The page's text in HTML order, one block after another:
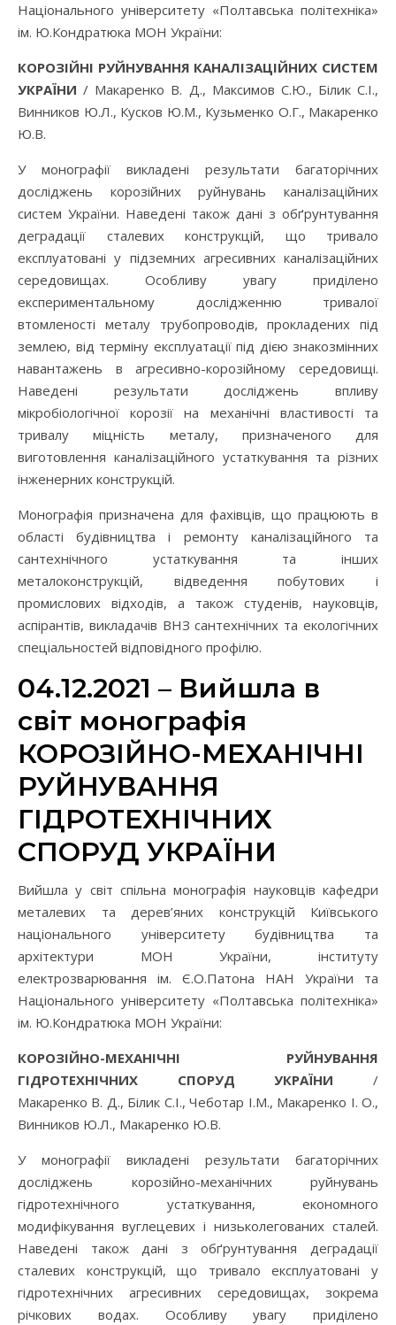
Національного університету «Полтавська політехніка»
ім. Ю.Кондратюка МОН України:
КОРОЗІЙНІ РУЙНУВАННЯ КАНАЛІЗАЦІЙНИХ СИСТЕМ
УКРАЇНИ / Макаренко В. Д., Максимов С.Ю., Білик С.І.,
Винников Ю.Л., Кусков Ю.М., Кузьменко О.Г., Макаренко
Ю.В.
У монографії викладені результати багаторічних
досліджень корозійних руйнувань каналізаційних
систем України. Наведені також дані з обґрунтування
деградації сталевих конструкцій, що тривало
експлуатовані у підземних агресивних каналізаційних
середовищах. Особливу увагу приділено
експериментальному дослідженню тривалої
втомленості металу трубопроводів, прокладених під
землею, від терміну експлуатації під дією знакозмінних
навантажень в агресивно-корозійному середовищі.
Наведені результати досліджень впливу
мікробіологічної корозії на механічні властивості та
тривалу міцність металу, призначеного для
виготовлення каналізаційного устаткування та різних
інженерних конструкцій.
Монографія призначена для фахівців, що працюють в
області будівництва і ремонту каналізаційного та
сантехнічного устаткування та інших
металоконструкцій, відведення побутових і
промислових відходів, а також студенів, науковців,
аспірантів, викладачів ВНЗ сантехнічних та екологічних
спеціальностей відповідного профілю.
04.12.2021 – Вийшла в
світ монографія
КОРОЗІЙНО-МЕХАНІЧНІ
РУЙНУВАННЯ
ГІДРОТЕХНІЧНИХ
СПОРУД УКРАЇНИ
Вийшла у світ спільна монографія науковців кафедри
металевих та дерев’яних конструкцій Київського
національного університету будівництва та
архітектури МОН України, інституту
електрозварювання ім. Є.О.Патона НАН України та
Національного університету «Полтавська політехніка»
ім. Ю.Кондратюка МОН України:
КОРОЗІЙНО-МЕХАНІЧНІ РУЙНУВАННЯ
ГІДРОТЕХНІЧНИХ СПОРУД УКРАЇНИ /
Макаренко В. Д., Білик С.І., Чеботар І.М., Макаренко І. О.,
Винников Ю.Л., Макаренко Ю.В.
У монографії викладені результати багаторічних
досліджень корозійно-механічних руйнувань
гідротехнічного устаткування, економного
модифікування вуглецевих і низьколегованих сталей.
Наведені також дані з обґрунтування деградації
сталевих конструкцій, що тривало експлуатовані у
гідротехнічних агресивних середовищах, зокрема
річкових водах. Особливу увагу приділено